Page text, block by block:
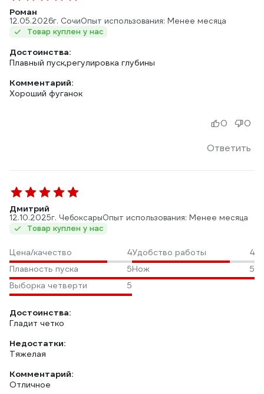
Роман
12.05.2026г. СочиОпыт использования: Менее месяца
Товар куплен у нас
Достоинства:
Плавный пуск,регулировка глубины
Комментарий:
Хороший фуганок
Ответить
0 0
Дмитрий
12.10.2025г. ЧебоксарыОпыт использования: Менее месяца
Товар куплен у нас
Цена/качество 4Удобство работы
4
Плавность пуска
5Нож
5
Выборка четверти
5
Достоинства:
Гладит четко
Недостатки:
Тяжелая
Комментарий:
Отличное